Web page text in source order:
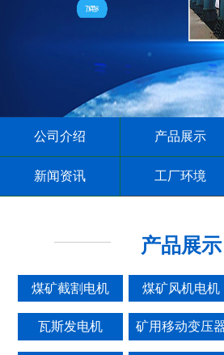
公司介绍 产品展示
新闻资讯 工厂环境
产品展示
煤矿截割电机 煤矿风机电机
瓦斯发电机 矿用移动变压